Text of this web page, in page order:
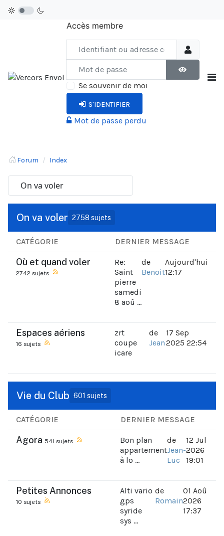
Accès membre
Identifiant ou adresse courriel
Mot de passe
AFFICHER
Se souvenir de moi
S'IDENTIFIER
Mot de passe perdu
Forum Index
On va voler 2758 sujets
CATÉGORIE DERNIER MESSAGE
Où et quand voler
2742 sujets
Re:
Saint
pierre
samedi
8 aoû ...
de
Benoit
Aujourd'hui
12:17
Espaces aériens
16 sujets
zrt
coupe
icare
de
Jean
17 Sep
2025 22:54
Vie du Club 601 sujets
CATÉGORIE DERNIER MESSAGE
Agora 541 sujets
Bon plan
appartement
à lo ...
de
Jean-
Luc
12 Jul
2026
19:01
Petites Annonces
10 sujets
Alti vario
gps
syride
sys ...
de
Romain
01 Aoû
2026
17:37